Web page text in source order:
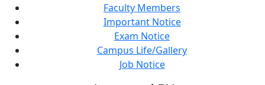
Faculty Members
Important Notice
Exam Notice
Campus Life/Gallery
Job Notice